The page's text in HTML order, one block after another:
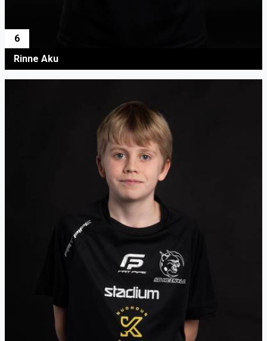
6
Rinne Aku